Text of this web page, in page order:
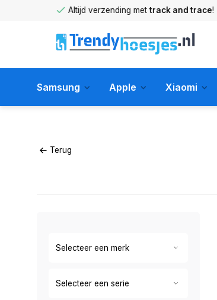
Altijd verzending mettrack and trace!
Samsung Apple Xiaomi
Terug